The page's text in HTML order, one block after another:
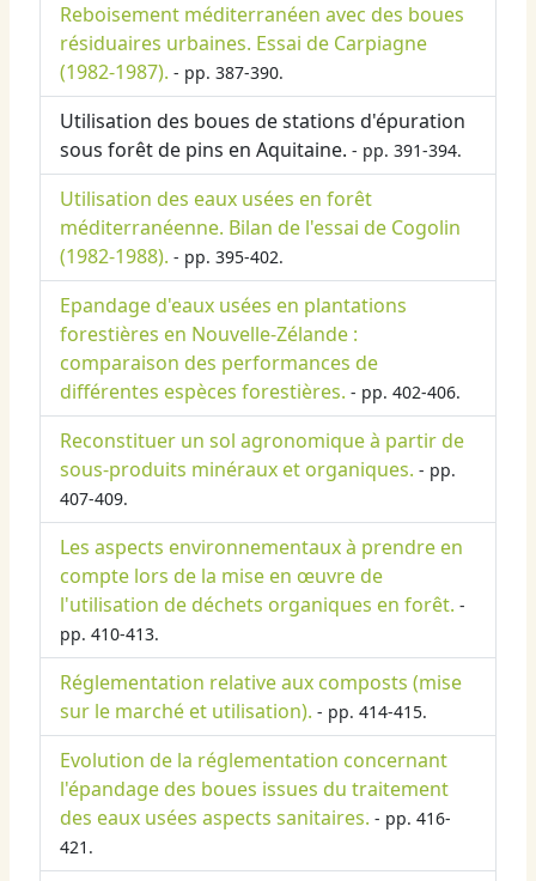
Reboisement méditerranéen avec des boues
résiduaires urbaines. Essai de Carpiagne
(1982-1987). - pp. 387-390.
Utilisation des boues de stations d'épuration
sous forêt de pins en Aquitaine. - pp. 391-394.
Utilisation des eaux usées en forêt
méditerranéenne. Bilan de l'essai de Cogolin
(1982-1988). - pp. 395-402.
Epandage d'eaux usées en plantations
forestières en Nouvelle-Zélande :
comparaison des performances de
différentes espèces forestières. - pp. 402-406.
Reconstituer un sol agronomique à partir de
sous-produits minéraux et organiques. - pp.
407-409.
Les aspects environnementaux à prendre en
compte lors de la mise en œuvre de
l'utilisation de déchets organiques en forêt. -
pp. 410-413.
Réglementation relative aux composts (mise
sur le marché et utilisation). - pp. 414-415.
Evolution de la réglementation concernant
l'épandage des boues issues du traitement
des eaux usées aspects sanitaires. - pp. 416-
421.